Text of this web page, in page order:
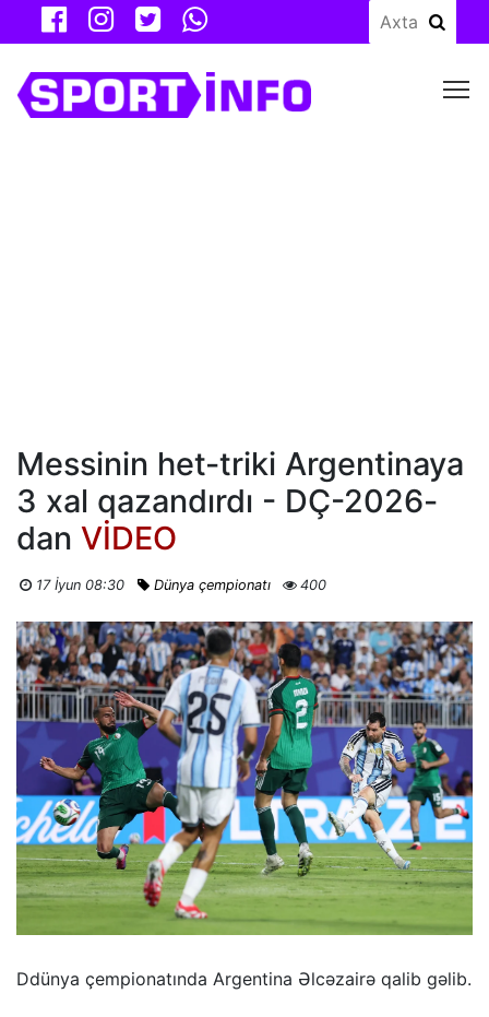
Messinin het-triki Argentinaya
3 xal qazandırdı - DÇ-2026-
dan VİDEO
17 İyun 08:30 Dünya çempionatı 400
Ddünya çempionatında Argentina Əlcəzairə qalib gəlib.